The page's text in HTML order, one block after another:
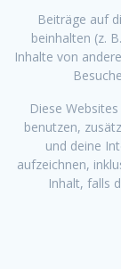
Beiträge auf
beinhalten (z.
Inhalte von
Diese
benutzen,
und deine
aufzeichnen,
Inhalt, falls